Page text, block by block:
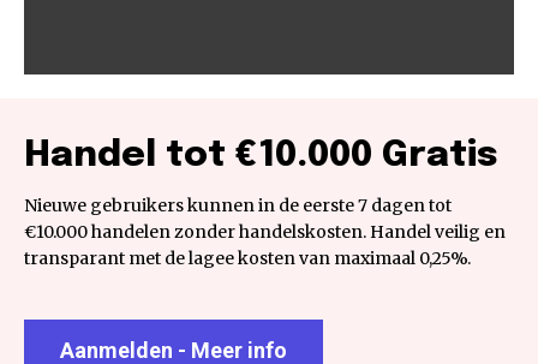
Handel tot €10.000 Gratis
Nieuwe gebruikers kunnen in de eerste 7 dagen tot
€10.000 handelen zonder handelskosten. Handel veilig en
transparant met de lagee kosten van maximaal 0,25%.
Aanmelden - Meer info